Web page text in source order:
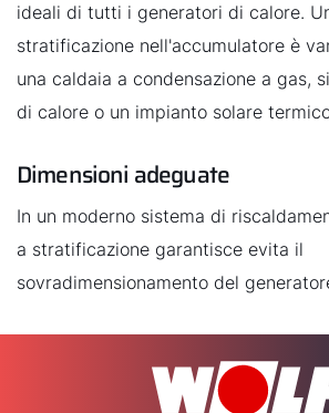
ideali di tutti i generatori di calore.
stratificazione nell'accumulatore è
una caldaia a condensazione a gas,
di calore o un impianto solare
Dimensioni adeguate
In un moderno sistema di
a stratificazione garantisce evita il
sovradimensionamento del